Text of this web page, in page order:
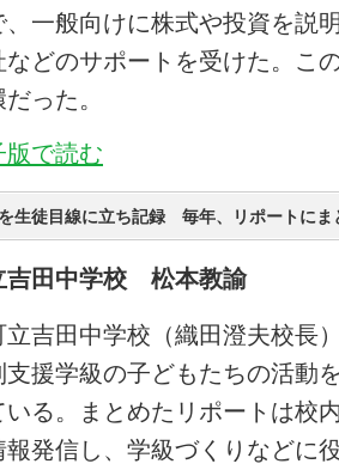
一般向けに株式や投資を説
などのサポートを受けた。こ
った。
版で読む
生徒目線に立ち記録 毎年、リポートにま
吉田中学校 松本教諭
吉田中学校（織田澄夫校長
援学級の子どもたちの活動
いる。まとめたリポートは校
報発信し、学級づくりなどに